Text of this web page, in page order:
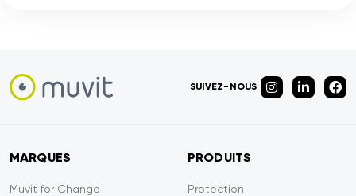
SUIVEZ-NOUS
MARQUES
Muvit for Change
PRODUITS
Protection